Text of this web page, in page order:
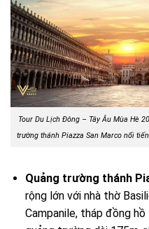
Tour Du Lịch Đông – Tây Âu Mùa Hè
trường thánh Piazza San Marco nổi
Quảng trường thánh
rộng lớn với nhà thờ
Campanile, tháp đồng